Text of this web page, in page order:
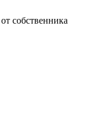
собственника